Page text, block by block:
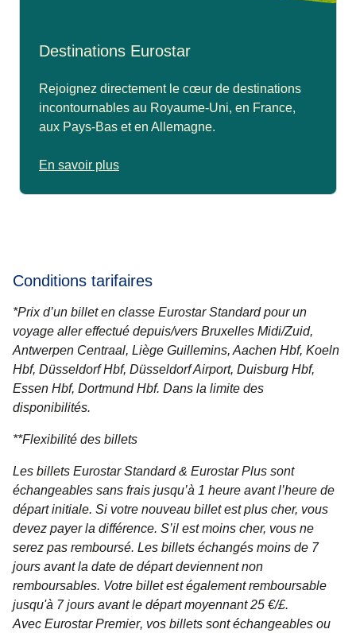
Destinations Eurostar
Rejoignez directement le cœur de destinations
incontournables au Royaume-Uni, en France,
aux Pays-Bas et en Allemagne.
En savoir plus
Conditions tarifaires
*Prix d’un billet en classe Eurostar Standard pour un
voyage aller effectué depuis/vers Bruxelles Midi/Zuid,
Antwerpen Centraal, Liège Guillemins, Aachen Hbf, Koeln
Hbf, Düsseldorf Hbf, Düsseldorf Airport, Duisburg Hbf,
Essen Hbf, Dortmund Hbf. Dans la limite des
disponibilités.
**Flexibilité des billets
Les billets Eurostar Standard & Eurostar Plus sont
échangeables sans frais jusqu’à 1 heure avant l’heure de
départ initiale. Si votre nouveau billet est plus cher, vous
devez payer la différence. S’il est moins cher, vous ne
serez pas remboursé. Les billets échangés moins de 7
jours avant la date de départ deviennent non
remboursables. Votre billet est également remboursable
jusqu'à 7 jours avant le départ moyennant 25 €/£.
Avec Eurostar Premier, vos billets sont échangeables ou